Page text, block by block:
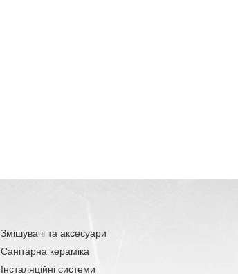
Змішувачі та аксесуари
Санітарна кераміка
Інсталяційні системи